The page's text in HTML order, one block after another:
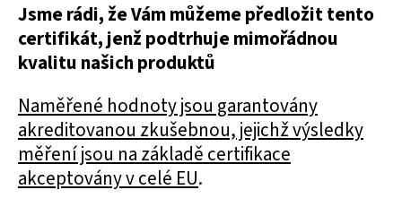
Jsme rádi, že Vám můžeme předložit tento
certifikát, jenž podtrhuje mimořádnou
kvalitu našich produktů
Naměřené hodnoty jsou garantovány
akreditovanou zkušebnou, jejichž výsledky
měření jsou na základě certifikace
akceptovány v celé EU.